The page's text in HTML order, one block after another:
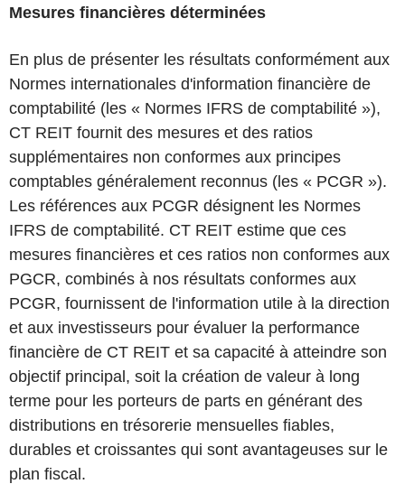
Mesures financières déterminées
En plus de présenter les résultats conformément aux
Normes internationales d'information financière de
comptabilité (les « Normes IFRS de comptabilité »),
CT REIT fournit des mesures et des ratios
supplémentaires non conformes aux principes
comptables généralement reconnus (les « PCGR »).
Les références aux PCGR désignent les Normes
IFRS de comptabilité. CT REIT estime que ces
mesures financières et ces ratios non conformes aux
PGCR, combinés à nos résultats conformes aux
PCGR, fournissent de l'information utile à la direction
et aux investisseurs pour évaluer la performance
financière de CT REIT et sa capacité à atteindre son
objectif principal, soit la création de valeur à long
terme pour les porteurs de parts en générant des
distributions en trésorerie mensuelles fiables,
durables et croissantes qui sont avantageuses sur le
plan fiscal.